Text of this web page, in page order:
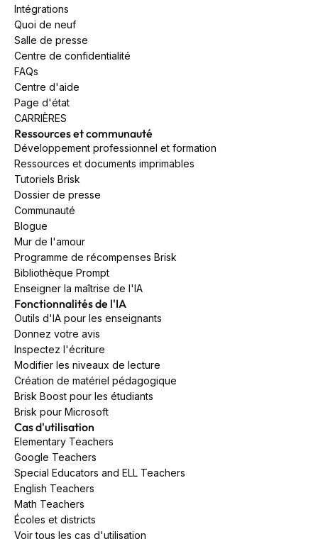
Intégrations
Quoi de neuf
Salle de presse
Centre de confidentialité
FAQs
Centre d'aide
Page d'état
CARRIÈRES
Ressources et communauté
Développement professionnel et formation
Ressources et documents imprimables
Tutoriels Brisk
Dossier de presse
Communauté
Blogue
Mur de l'amour
Programme de récompenses Brisk
Bibliothèque Prompt
Enseigner la maîtrise de l'IA
Fonctionnalités de l'IA
Outils d'IA pour les enseignants
Donnez votre avis
Inspectez l'écriture
Modifier les niveaux de lecture
Création de matériel pédagogique
Brisk Boost pour les étudiants
Brisk pour Microsoft
Cas d'utilisation
Elementary Teachers
Google Teachers
Special Educators and ELL Teachers
English Teachers
Math Teachers
Écoles et districts
Voir tous les cas d'utilisation